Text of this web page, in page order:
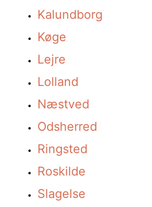
Kalundborg
Køge
Lejre
Lolland
Næstved
Odsherred
Ringsted
Roskilde
Slagelse